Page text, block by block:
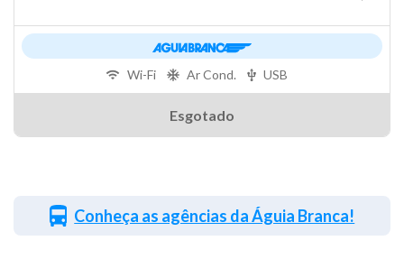
Esgotado
Wi-Fi Ar Cond. USB
Conheça as agências da Águia Branca!